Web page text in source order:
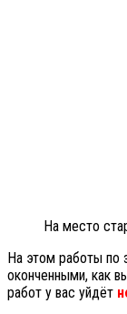
На место
На этом работы по
оконченными, как
работ у вас уйдёт